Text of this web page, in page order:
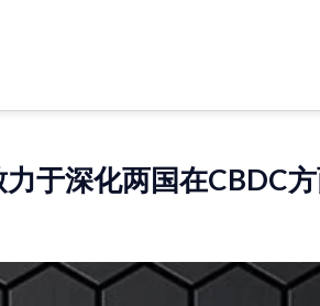
于深化两国在CBDC